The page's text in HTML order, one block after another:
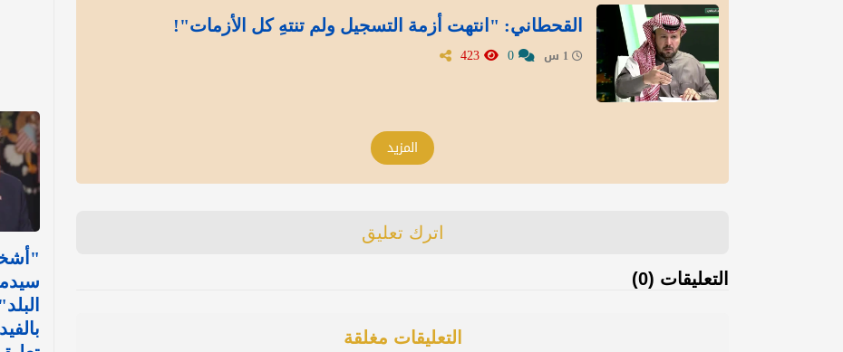
القحطاني: "انتهت أزمة التسجيل ولم تنتهِ كل الأزمات"!
المزيد
اترك تعليق
التعليقات (0)
التعليقات مغلقة